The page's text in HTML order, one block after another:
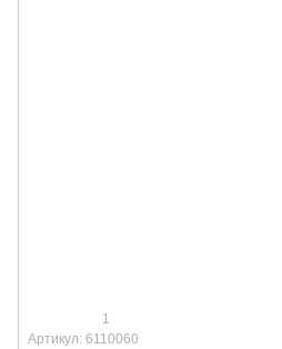
1
Артикул: 6110060